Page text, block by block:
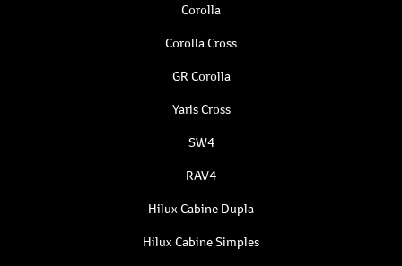
Corolla
Corolla Cross
GR Corolla
Yaris Cross
SW4
RAV4
Hilux Cabine Dupla
Hilux Cabine Simples